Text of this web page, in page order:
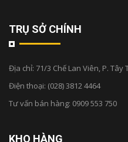
TRỤ SỞ CHÍNH
Địa chỉ: 71/3 Chế Lan Viên, P. Tây
Điện thoại: (028) 3812 4464
Tư vấn bán hàng: 0909 553 750
KHO HÀNG